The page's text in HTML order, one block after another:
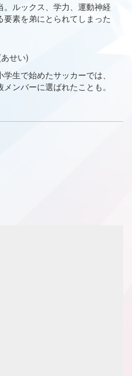
。ルックス、学力、運動神経
要素を弟にとられてしまった
せい)
生で始めたサッカーでは、
ンバーに選ばれたことも。